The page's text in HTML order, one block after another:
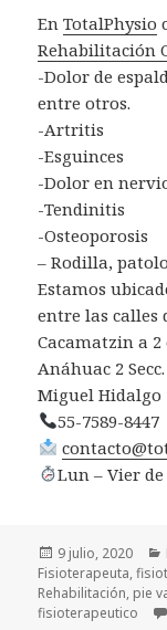
EnTotalPhysio
Rehabilitación
-Dolor de
entre otros.
-Artritis
-Esguinces
-Dolor en
-Tendinitis
-Osteoporosis
– Rodilla,
Estamos
entre las calles
Cacamatzin a
Anáhuac 2
Miguel Hidalgo
55-7589-8447
Lun – Vier de
Publicado
el
9 julio, 2020
Fisioterapeuta,
Rehabilitación, pie
fisioterapeutico